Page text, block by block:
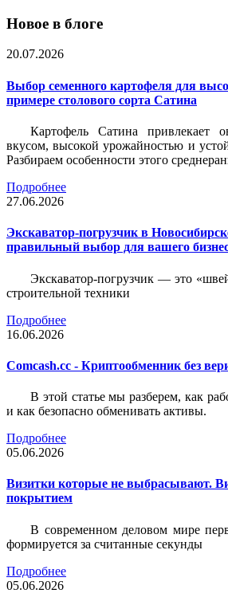
Новое в блоге
20.07.2026
Выбор семенного картофеля для
примере столового сорта Сатина
Картофель Сатина привлекает
вкусом, высокой урожайностью и
Разбираем особенности этого
Подробнее
27.06.2026
Экскаватор-погрузчик в
правильный выбор для вашего
Экскаватор-погрузчик — это
строительной техники
Подробнее
16.06.2026
Comcash.cc - Криптообменник без
В этой статье мы разберем, как
и как безопасно обменивать активы.
Подробнее
05.06.2026
Визитки которые не выбрасывают.
покрытием
В современном деловом мире
формируется за считанные секунды
Подробнее
05.06.2026